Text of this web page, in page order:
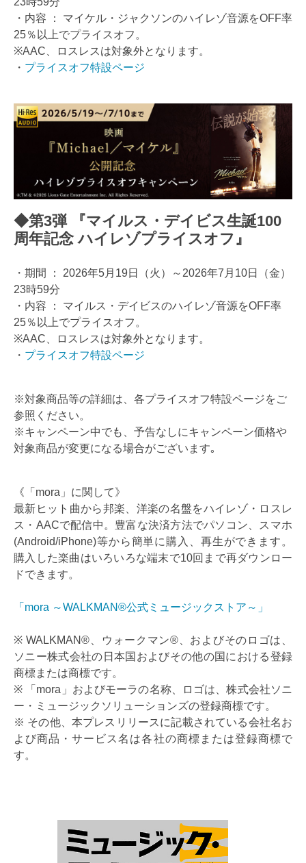
・内容 ： マイケル・ジャクソンのハイレゾ音源をOFF率
25％以上でプライスオフ。
※AAC、ロスレスは対象外となります。
・ プライスオフ特設ページ
◆第3弾 『マイルス・デイビス生誕100
周年記念 ハイレゾプライスオフ』
・期間 ： 2026年5月19日（火）～2026年7月10日（金）
23時59分
・内容 ： マイルス・デイビスのハイレゾ音源をOFF率
25％以上でプライスオフ。
※AAC、ロスレスは対象外となります。
・ プライスオフ特設ページ
※対象商品等の詳細は、各プライスオフ特設ページをご
参照ください。
※キャンペーン中でも、予告なしにキャンペーン価格や
対象商品が変更になる場合がございます｡
《「mora」に関して》
最新ヒット曲から邦楽、洋楽の名盤をハイレゾ・ロスレ
ス・AACで配信中。豊富な決済方法でパソコン、スマホ
(Android/iPhone)等から簡単に購入、再生ができます。
購入した楽曲はいろいろな端末で10回まで再ダウンロー
ドできます。
「mora ～WALKMAN®公式ミュージックストア～」
※ WALKMAN®、ウォークマン®、およびそのロゴは、
ソニー株式会社の日本国およびその他の国における登録
商標または商標です。
※ 「mora」およびモーラの名称、ロゴは、株式会社ソニ
ー・ミュージックソリューションズの登録商標です。
※ その他、本プレスリリースに記載されている会社名お
よび商品・サービス名は各社の商標または登録商標で
す。